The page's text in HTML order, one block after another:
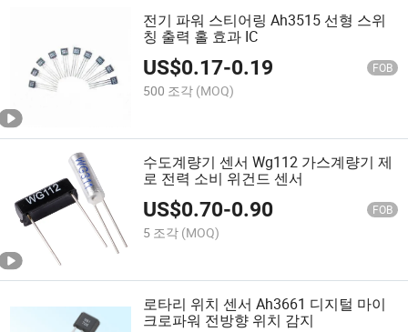
전기 파워 스티어링 Ah3515 선형 스위
칭 출력 홀 효과 IC
US$0.17-0.19 FOB
500 조각 (MOQ)
수도계량기 센서 Wg112 가스계량기 제
로 전력 소비 위건드 센서
US$0.70-0.90 FOB
5 조각 (MOQ)
로타리 위치 센서 Ah3661 디지털 마이
크로파워 전방향 위치 감지